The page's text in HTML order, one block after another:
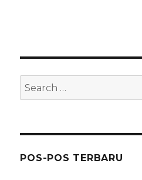
Search
for:
POS-POS TERBARU